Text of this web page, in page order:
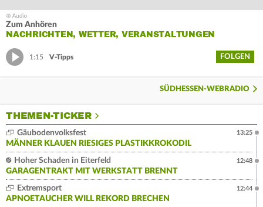
Zum Anhören
NACHRICHTEN, WETTER, VERANSTALTUNGEN
1:15 V-Tipps FOLGEN
SÜDHESSEN-WEBRADIO
THEMEN-TICKER
Gäubodenvolksfest
MÄNNER KLAUEN RIESIGES PLASTIKKROKODIL
13:25
Hoher Schaden in Eiterfeld
GARAGENTRAKT MIT WERKSTATT BRENNT
12:48
Extremsport
APNOETAUCHER WILL REKORD BRECHEN
12:44